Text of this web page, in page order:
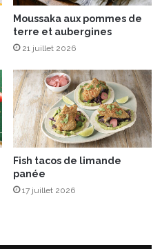
Moussaka aux pommes de
terre et aubergines
21 juillet 2026
Fish tacos de limande
panée
17 juillet 2026